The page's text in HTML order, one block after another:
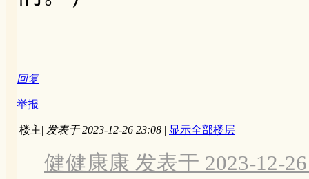
回复
举报
楼主| 发表于 2023-12-26 23:08 | 显示全部楼层
健健康康 发表于 2023-12-